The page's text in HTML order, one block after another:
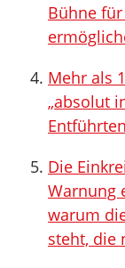
Bühne
Mehr als
„absolut
Die
Warnung
warum
steht, die